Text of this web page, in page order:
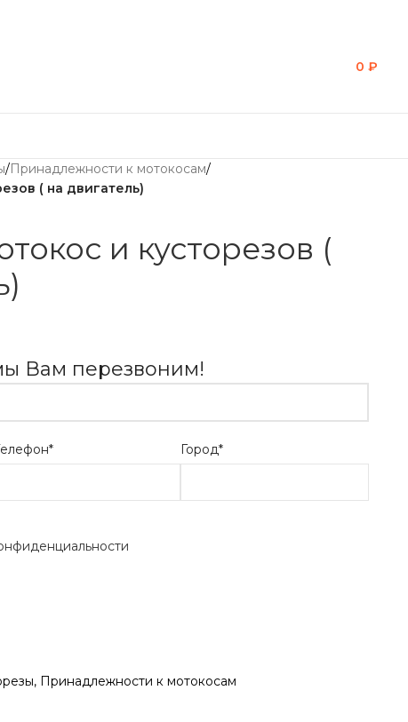
0 ₽
/Принадлежности к мотокосам/
( на двигатель)
и кусторезов (
Вам перезвоним!
Город*
, Принадлежности к мотокосам